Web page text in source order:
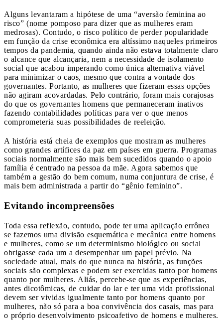
Alguns levantaram a hipótese de uma “aversão feminina ao
risco” (nome pomposo para dizer que as mulheres eram
medrosas). Contudo, o risco político de perder popularidade
em função da crise econômica era altíssimo naqueles primeiros
tempos da pandemia, quando ainda não estava totalmente claro
o alcance que alcançaria, nem a necessidade de isolamento
social que acabou imperando como única alternativa viável
para minimizar o caos, mesmo que contra a vontade dos
governantes. Portanto, as mulheres que fizeram essas opções
não agiram acovardadas. Pelo contrário, foram mais corajosas
do que os governantes homens que permaneceram inativos
fazendo contabilidades políticas para ver o que menos
comprometeria suas possibilidades de reeleição.
A história está cheia de exemplos que mostram as mulheres
como grandes artífices da paz em países em guerra. Programas
sociais normalmente são mais bem sucedidos quando o apoio
família é centrado na pessoa da mãe. Agora sabemos que
também a gestão do bem comum, numa conjuntura de crise, é
mais bem administrada a partir do “gênio feminino”.
Evitando incompreensões
Toda essa reflexão, contudo, pode ter uma aplicação errônea
se fazemos uma divisão esquemática e mecânica entre homens
e mulheres, como se um determinismo biológico ou social
obrigasse cada um a desempenhar um papel prévio. Na
sociedade atual, mais do que nunca na história, as funções
sociais são complexas e podem ser exercidas tanto por homens
quanto por mulheres. Aliás, percebe-se que as experiências,
antes dicotômicas, de cuidar do lar e ter uma vida profissional
devem ser vividas igualmente tanto por homens quanto por
mulheres, não só para a boa convivência dos casais, mas para
o próprio desenvolvimento psicoafetivo de homens e mulheres.